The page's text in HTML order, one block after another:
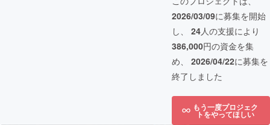
2026/03/09に募集を開始
し、 24人の支援により
386,000円の資金を集
め、 2026/04/22に募集を
終了しました
もう一度プロジェク
トをやってほしい